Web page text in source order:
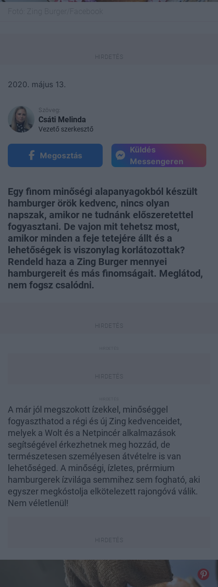
2020. május 13.
Szöveg:
Csáti Melinda
Vezető szerkesztő
Megosztás
Küldés
Messengeren
Egy finom minőségi alapanyagokból készült
hamburger örök kedvenc, nincs olyan
napszak, amikor ne tudnánk előszeretettel
fogyasztani. De vajon mit tehetsz most,
amikor minden a feje tetejére állt és a
lehetőségek is viszonylag korlátozottak?
Rendeld haza a Zing Burger mennyei
hamburgereit és más finomságait. Meglátod,
nem fogsz csalódni.
A már jól megszokott ízekkel, minőséggel
fogyaszthatod a régi és új Zing kedvenceidet,
melyek a Wolt és a Netpincér alkalmazások
segítségével érkezhetnek meg hozzád, de
természetesen személyesen átvételre is van
lehetőséged. A minőségi, ízletes, prérmium
hamburgerek ízvilága semmihez sem fogható, aki
egyszer megkóstolja elkötelezett rajongóvá válik.
Nem véletlenül!